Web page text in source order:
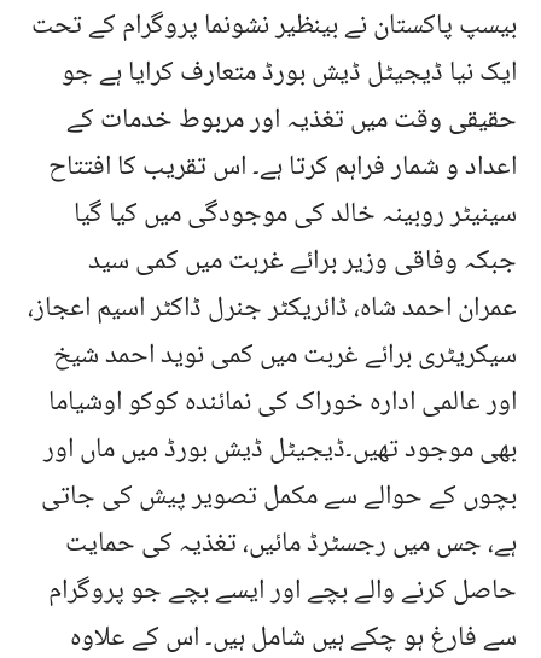
بیسپ پاکستان نے بینظیر نشونما پروگرام کے تحت
ایک نیا ڈیجیٹل ڈیش بورڈ متعارف کرایا ہے جو
حقیقی وقت میں تغذیہ اور مربوط خدمات کے
اعداد و شمار فراہم کرتا ہے۔ اس تقریب کا افتتاح
سینیٹر روبینہ خالد کی موجودگی میں کیا گیا
جبکہ وفاقی وزیر برائے غربت میں کمی سید
عمران احمد شاہ، ڈائریکٹر جنرل ڈاکٹر اسیم اعجاز،
سیکریٹری برائے غربت میں کمی نوید احمد شیخ
اور عالمی ادارہ خوراک کی نمائندہ کوکو اوشیاما
بھی موجود تھیں۔ڈیجیٹل ڈیش بورڈ میں ماں اور
بچوں کے حوالے سے مکمل تصویر پیش کی جاتی
ہے، جس میں رجسٹرڈ مائیں، تغذیہ کی حمایت
حاصل کرنے والے بچے اور ایسے بچے جو پروگرام
سے فارغ ہو چکے ہیں شامل ہیں۔ اس کے علاوہ